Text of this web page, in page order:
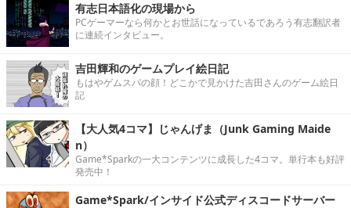
有志日本語化の現場から
PCゲーマーなら何かとお世話になっているであろう有志翻訳者
に連続インタビュー。
吉田輝和のゲームプレイ絵日記
もはやゲムスパの顔！どこかで見かけた吉田さんのゲーム絵日
記
【大人気4コマ】じゃんげま（Junk Gaming Maide
n）
Game*Sparkの一大コンテンツに成長した4コマ。単行本も好評
発売中！
Game*Spark/インサイド公式ディスコードサーバー